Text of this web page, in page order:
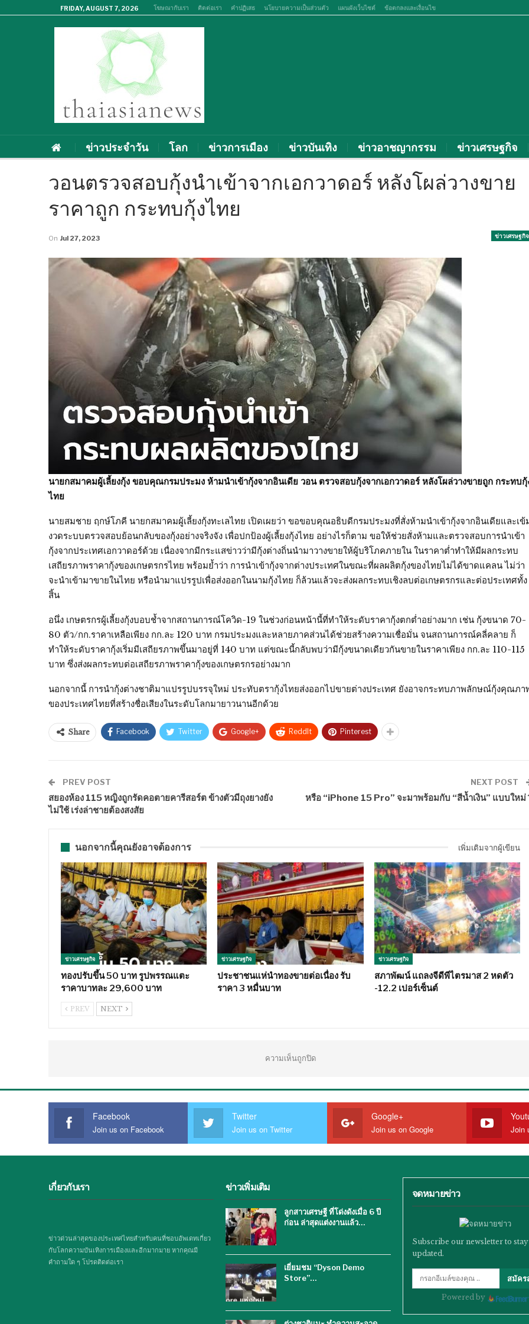
FRIDAY, AUGUST 7, 2026 โฆษณากับเรา ติดต่อเรา คำปฏิเสธ นโยบายความเป็นส่วนตัว แผนผังเว็บไซต์ ข้อตกลงและเงื่อนไข
ข่าวประจำวัน โลก ข่าวการเมือง ข่าวบันเทิง ข่าวอาชญากรรม ข่าวเศรษฐกิจ
วอนตรวจสอบกุ้งนำเข้าจากเอกวาดอร์ หลังโผล่วางขาย
ราคาถูก กระทบกุ้งไทย
ข่าวเศรษฐกิจ
On Jul 27, 2023
นายกสมาคมผู้เลี้ยงกุ้ง ขอบคุณกรมประมง ห้ามนำเข้ากุ้งจากอินเดีย วอน ตรวจสอบกุ้งจากเอกวาดอร์ หลังโผล่วางขายถูก กระทบกุ้
ไทย
นายสมชาย ฤกษ์โภคี นายกสมาคมผู้เลี้ยงกุ้งทะเลไทย เปิดเผยว่า ขอขอบคุณอธิบดีกรมประมงที่สั่งห้ามนำเข้ากุ้งจากอินเดียและเข้
งวดระบบตรวจสอบย้อนกลับของกุ้งอย่างจริงจัง เพื่อปกป้องผู้เลี้ยงกุ้งไทย อย่างไรก็ตาม ขอให้ช่วยสั่งห้ามและตรวจสอบการนำเข้า
กุ้งจากประเทศเอกวาดอร์ด้วย เนื่องจากมีกระแสข่าวว่ามีกุ้งต่างถิ่นนำมาวางขายให้ผู้บริโภคภายใน ในราคาต่ำทำให้มีผลกระทบ
เสถียรภาพราคากุ้งของเกษตรกรไทย พร้อมย้ำว่า การนำเข้ากุ้งจากต่างประเทศในขณะที่ผลผลิตกุ้งของไทยไม่ได้ขาดแคลน ไม่ว่า
จะนำเข้ามาขายในไทย หรือนำมาแปรรูปเพื่อส่งออกในนามกุ้งไทย ก็ล้วนแล้วจะส่งผลกระทบเชิงลบต่อเกษตรกรและต่อประเทศทั้ง
สิ้น
อนึ่ง เกษตรกรผู้เลี้ยงกุ้งบอบช้ำจากสถานการณ์โควิด-19 ในช่วงก่อนหน้านี้ที่ทำให้ระดับราคากุ้งตกต่ำอย่างมาก เช่น กุ้งขนาด 70-
80 ตัว/กก.ราคาเหลือเพียง กก.ละ 120 บาท กรมประมงและหลายภาคส่วนได้ช่วยสร้างความเชื่อมั่น จนสถานการณ์คลี่คลาย ก็
ทำให้ระดับราคากุ้งเริ่มมีเสถียรภาพขึ้นมาอยู่ที่ 140 บาท แต่ขณะนี้กลับพบว่ามีกุ้งขนาดเดียวกันขายในราคาเพียง กก.ละ 110-115
บาท ซึ่งส่งผลกระทบต่อเสถียรภาพราคากุ้งของเกษตรกรอย่างมาก
นอกจากนี้ การนำกุ้งต่างชาติมาแปรรูปบรรจุใหม่ ประทับตรากุ้งไทยส่งออกไปขายต่างประเทศ ยังอาจกระทบภาพลักษณ์กุ้งคุณภา
ของประเทศไทยที่สร้างชื่อเสียงในระดับโลกมายาวนานอีกด้วย
Share Facebook Twitter Google+ ReddIt Pinterest
PREV POST
สยองห้อง 115 หญิงถูกรัดคอตายคารีสอร์ต ข้างตัวมีถุงยางยัง
ไม่ใช้ เร่งล่าชายต้องสงสัย
NEXT POST
หรือ “iPhone 15 Pro” จะมาพร้อมกับ “สีน้ำเงิน” แบบใหม่
นอกจากนี้คุณยังอาจต้องการ เพิ่มเติมจากผู้เขียน
ข่าวเศรษฐกิจ
ทองปรับขึ้น 50 บาท รูปพรรณแตะ
ราคาบาทละ 29,600 บาท
ข่าวเศรษฐกิจ
ประชาชนแห่นำทองขายต่อเนื่อง รับ
ราคา 3 หมื่นบาท
ข่าวเศรษฐกิจ
สภาพัฒน์ แถลงจีดีพีไตรมาส 2 หดตัว
-12.2 เปอร์เซ็นต์
PREV NEXT
ความเห็นถูกปิด
Facebook
Join us on Facebook
Twitter
Join us on Twitter
Google+
Join us on Google Join
เกี่ยวกับเรา
ข่าวด่วนล่าสุดของประเทศไทยสำหรับคนที่ชอบอัพเดทเกี่ยว
กับโลกความบันเทิงการเมืองและอีกมากมาย หากคุณมี
คำถามใด ๆ โปรดติดต่อเรา
ข่าวเพิ่มเติม
ลูกสาวเศรษฐี ที่โด่งดังเมื่อ 6 ปี
ก่อน ล่าสุดแต่งงานแล้ว…
เยี่ยมชม “Dyson Demo
Store”…
จดหมายข่าว
Subscribe our newsletter to stay
updated.
สมัคร
Powered by